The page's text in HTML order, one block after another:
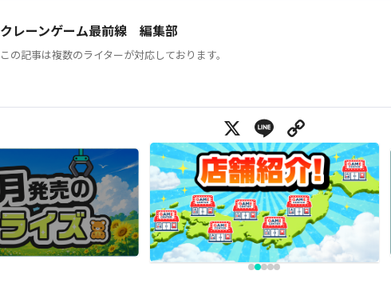
クレーンゲーム最前線 編集部
この記事は複数のライターが対応しております。
X Line